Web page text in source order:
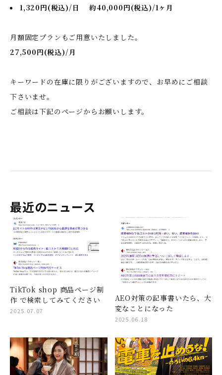
1,320円(税込)/日 約40,000円(税込)/1ヶ月
月額固定プランもご用意いたしました。
27,500円(税込)/月
キーワードの在庫に限りがございますので、お早めにご相談
下さいませ。
ご相談は下記のページからお願いします。
最近のニュース
TikTok shop 商品ページ制
作 で検索してみてください
2025.07.07
AEO対策の記事書いたら、大
変なことになった
2025.06.18